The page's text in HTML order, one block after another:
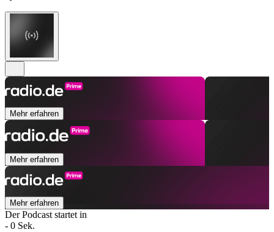
Mehr erfahren
Mehr erfahren
Mehr erfahren
Der Podcast startet in
- 0 Sek.